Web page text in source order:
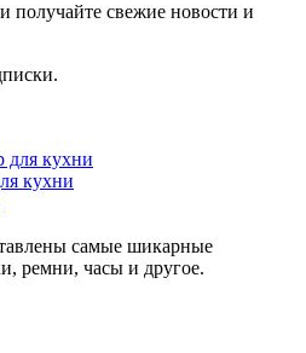
получайте свежие новости и
кухни
самые шикарные
ремни, часы и другое.